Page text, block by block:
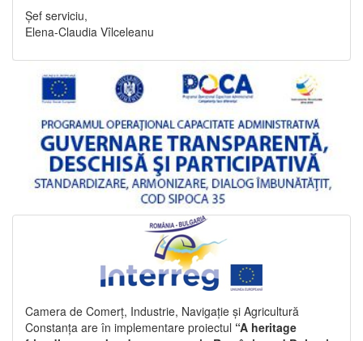
Șef serviciu,
Elena-Claudia Vîlceleanu
Camera de Comerț, Industrie, Navigație și Agricultură
Constanța are în implementare proiectul “A heritage